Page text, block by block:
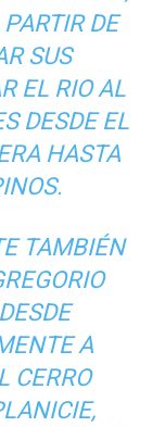
DE
SUS
EL RIO AL
DESDE EL
HASTA
TAMBIÉN
A
CERRO